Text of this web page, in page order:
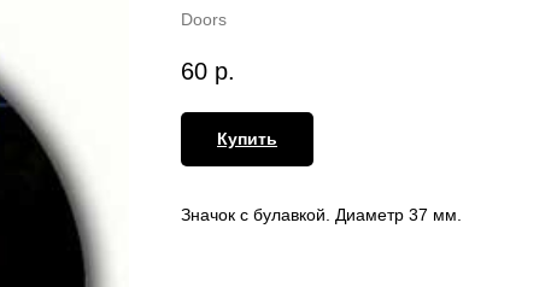
Doors
60 р.
Купить
Значок с булавкой. Диаметр 37 мм.